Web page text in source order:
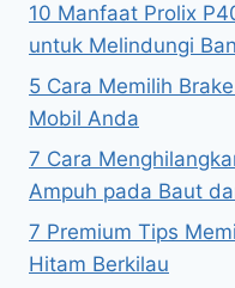
10 Manfaat Prolix
untuk Melindungi
5 Cara Memilih
Mobil Anda
7 Cara
Ampuh pada Baut
7 Premium Tips
Hitam Berkilau